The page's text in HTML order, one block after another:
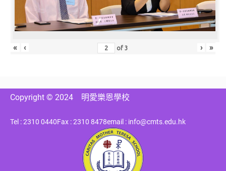
« ‹ of3 › »
Copyright © 2024 明愛樂恩學校
Tel : 2310 0440Fax : 2310 8478email : info@cmts.edu.hk